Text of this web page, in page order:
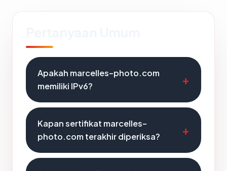
Apakah marcelles-photo.com
memiliki IPv6?
Kapan sertifikat marcelles-
photo.com terakhir diperiksa?